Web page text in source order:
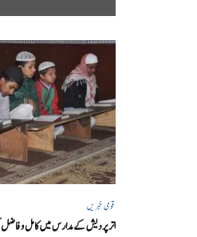
قومی خبریں
اتر پردیش کےمدارس میں کامل و فاضل کی